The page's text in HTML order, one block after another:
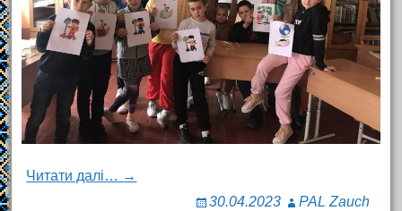
Читати далі… →
30.04.2023
PAL Zauch